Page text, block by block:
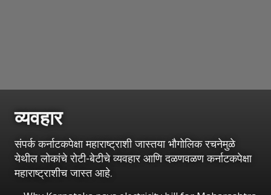
व्यवहार
संपर्क कर्नाटकपेक्षा महाराष्ट्राशी जास्तया भौगोलिक रचनेमुळे
येथील लोकांचे रोटी-बेटीचे व्यवहार आणि दळणवळण कर्नाटकपेक्षा
महाराष्ट्राशीच जास्त आहे.